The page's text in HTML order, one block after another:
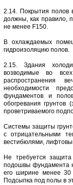
2.14. Покрытия полов
должны, как правило,
не менее F150.
В охлаждаемых
гидроизоляцию полов.
2.15. Здания
возводимые во
распространения
необходимости
фундаментов и
обогревания грунтов
проветриваемого
Системы защиты
с отрицательными
вестибюлями,
Не требуется
подошвы фундамента
его ширине менее
Подсыпка под полы в